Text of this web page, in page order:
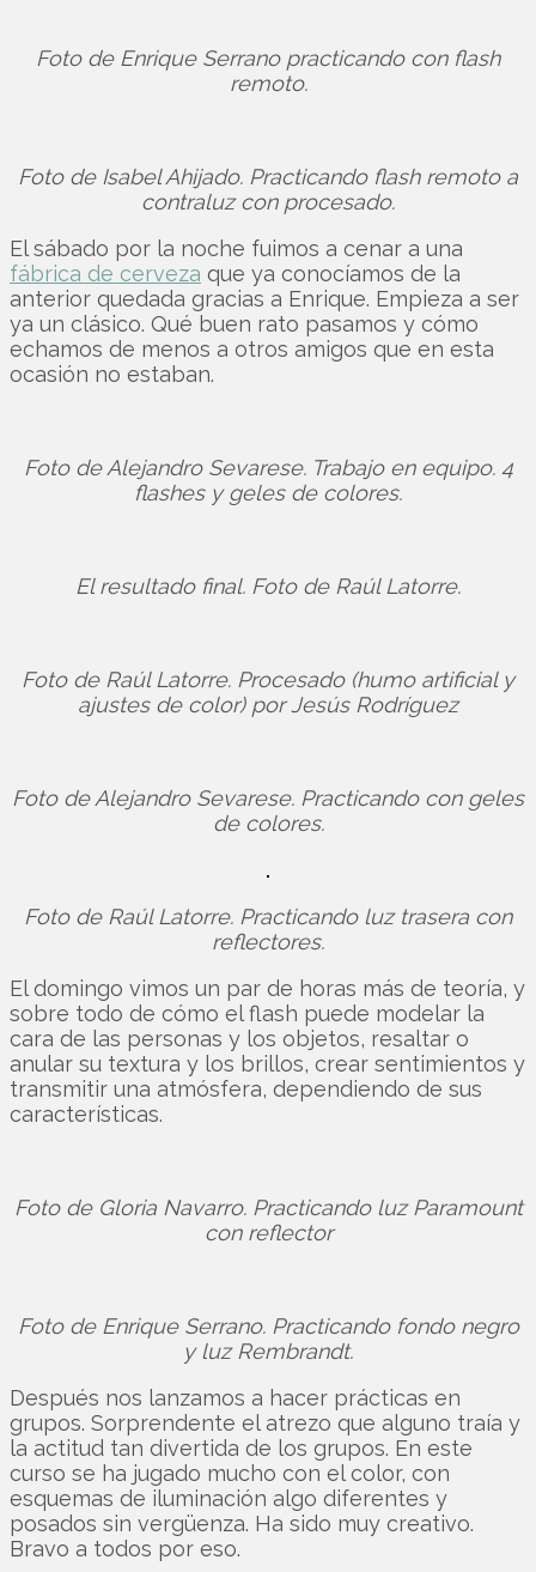
Foto de Enrique Serrano practicando con flash
remoto.
Foto de Isabel Ahijado. Practicando flash remoto a
contraluz con procesado.
El sábado por la noche fuimos a cenar a una
fábrica de cerveza que ya conocíamos de la
anterior quedada gracias a Enrique. Empieza a ser
ya un clásico. Qué buen rato pasamos y cómo
echamos de menos a otros amigos que en esta
ocasión no estaban.
Foto de Alejandro Sevarese. Trabajo en equipo. 4
flashes y geles de colores.
El resultado final. Foto de Raúl Latorre.
Foto de Raúl Latorre. Procesado (humo artificial y
ajustes de color) por Jesús Rodríguez
Foto de Alejandro Sevarese. Practicando con geles
de colores.
Foto de Raúl Latorre. Practicando luz trasera con
reflectores.
El domingo vimos un par de horas más de teoría, y
sobre todo de cómo el flash puede modelar la
cara de las personas y los objetos, resaltar o
anular su textura y los brillos, crear sentimientos y
transmitir una atmósfera, dependiendo de sus
características.
Foto de Gloria Navarro. Practicando luz Paramount
con reflector
Foto de Enrique Serrano. Practicando fondo negro
y luz Rembrandt.
Después nos lanzamos a hacer prácticas en
grupos. Sorprendente el atrezo que alguno traía y
la actitud tan divertida de los grupos. En este
curso se ha jugado mucho con el color, con
esquemas de iluminación algo diferentes y
posados sin vergüenza. Ha sido muy creativo.
Bravo a todos por eso.